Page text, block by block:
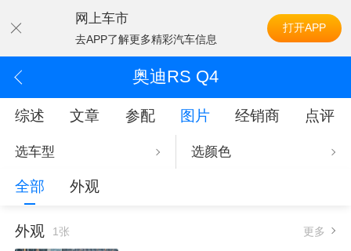
网上车市
去APP了解更多精彩汽车信息
打开APP
奥迪RS Q4
综述 文章 参配 图片 经销商 点评
选车型 选颜色
全部 外观
外观 1张 更多